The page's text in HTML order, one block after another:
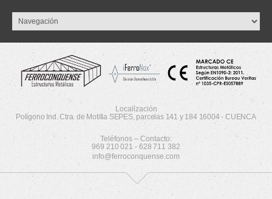
Localización
Polígono Ind. Ctra. de Motilla SEPES, parcelas 141 y 184 16004 - CUENCA
Teléfonos – Contacto:
969 210 021 - 628 711 382
info@ferroconquense.com